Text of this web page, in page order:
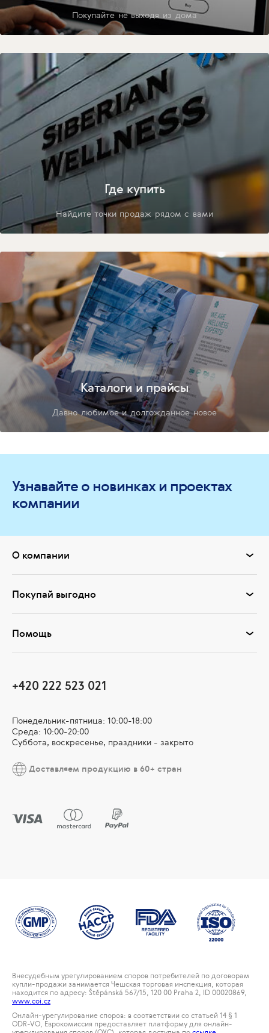
Покупайте не выходя из дома
Где купить
Найдите точки продаж рядом с вами
Каталоги и прайсы
Давно любимое и долгожданное новое
Узнавайте о новинках и проектах
компании
О компании
Покупай выгодно
Помощь
+420 222 523 021
Понедельник-пятница: 10:00-18:00
Среда: 10:00-20:00
Суббота, воскресенье, праздники - закрыто
Доставляем продукцию в 60+ стран
Внесудебным урегулированием споров потребителей по договорам
купли-продажи занимается Чешская торговая инспекция, которая
находится по адресу: Štěpánská 567/15, 120 00 Praha 2, ID 00020869,
www.coi.cz
Онлайн-урегулирование споров: в соответствии со статьей 14 § 1
ODR-VO, Еврокомиссия предоставляет платформу для онлайн-